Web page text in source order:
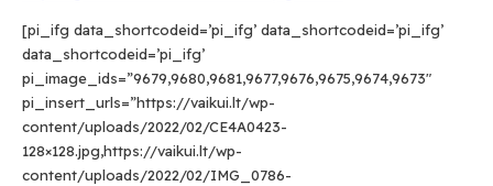
[pi_ifg data_shortcodeid=’pi_ifg’ data_shortcodeid=’pi_ifg’
data_shortcodeid=’pi_ifg’
pi_image_ids=”9679,9680,9681,9677,9676,9675,9674,9673″
pi_insert_urls=”https://vaikui.lt/wp-
content/uploads/2022/02/CE4A0423-
128×128.jpg,https://vaikui.lt/wp-
content/uploads/2022/02/IMG_0786-